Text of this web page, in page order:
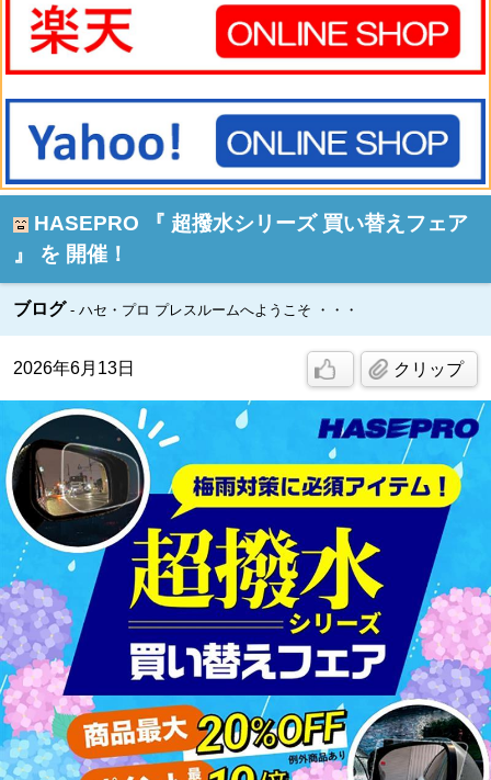
HASEPRO 『 超撥水シリーズ 買い替えフェア
』 を 開催！
ブログ ハセ・プロ プレスルームへようこそ ・・・
2026年6月13日 クリップ